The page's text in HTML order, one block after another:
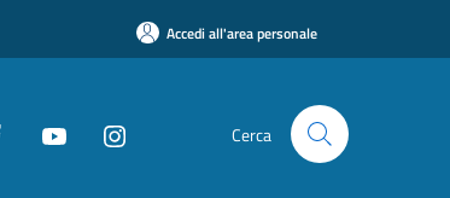
Accedi all'area personale
Cerca